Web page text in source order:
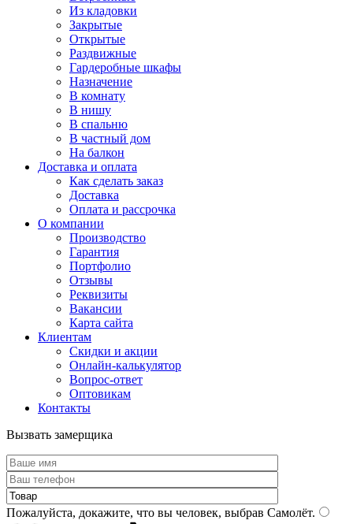
Из кладовки
Закрытые
Открытые
Раздвижные
Гардеробные шкафы
Назначение
В комнату
В нишу
В спальню
В частный дом
На балкон
Доставка и оплата
Как сделать заказ
Доставка
Оплата и рассрочка
О компании
Производство
Гарантия
Портфолио
Отзывы
Реквизиты
Вакансии
Карта сайта
Клиентам
Скидки и акции
Онлайн-калькулятор
Вопрос-ответ
Оптовикам
Контакты
Вызвать замерщика
Пожалуйста, докажите, что вы человек, выбрав Самолёт.